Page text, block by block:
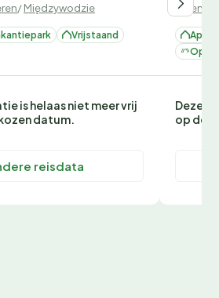
/Międzywodzie
Vrijstaand
is helaas niet meer vrij
datum.
reisdata
Polen
Op
Deze
op de